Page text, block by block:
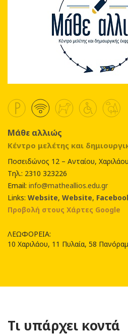
Μάθε αλλιώς
Κέντρο μελέτης και
Ποσειδώνος 12 – Ανταίου,
Τηλ.: 2310 323226
Email: info@matheallios.edu.gr
Links: Website, Website,
Προβολή στους Χάρτες Google
ΛΕΩΦΟΡΕΙΑ:
10 Χαριλάου, 11 Πυλαία, 58
Τι υπάρχει κοντά